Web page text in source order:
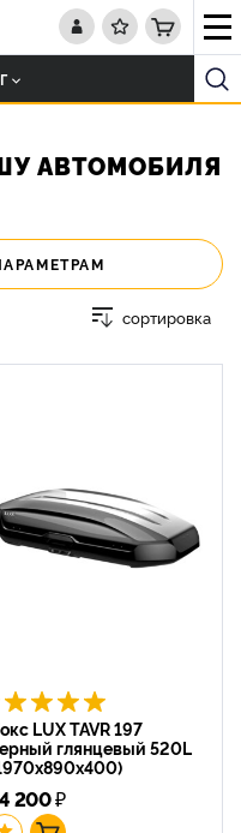
АВТОМОБИЛЯ
сортировка
LUX TAVR 197
глянцевый 520L
200₽